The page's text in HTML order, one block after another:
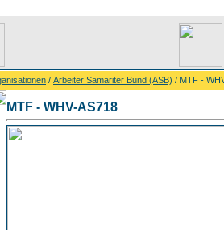
/ Arbeiter Samariter Bund (ASB) / MTF -
MTF - WHV-AS718